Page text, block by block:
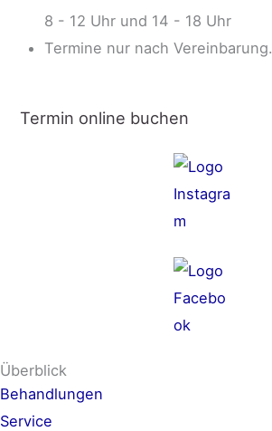
8 - 12 Uhr und 14 - 18 Uhr
Termine nur nach Vereinbarung.
Termin online buchen
Überblick
Behandlungen
Service